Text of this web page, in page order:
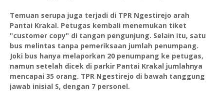
Temuan serupa juga terjadi di TPR Ngestirejo arah
Pantai Krakal. Petugas kembali menemukan tiket
"customer copy" di tangan pengunjung. Selain itu, satu
bus melintas tanpa pemeriksaan jumlah penumpang.
Joki bus hanya melaporkan 20 penumpang ke petugas,
namun setelah dicek di parkir Pantai Krakal jumlahnya
mencapai 35 orang. TPR Ngestirejo di bawah tanggung
jawab inisial S, dengan 7 personel.